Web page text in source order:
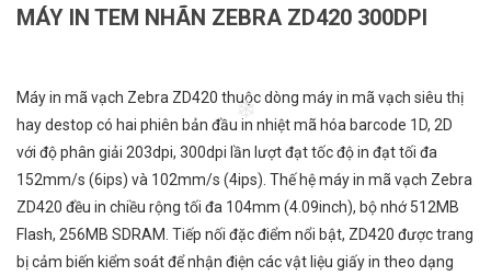
MÁY IN TEM NHÃN ZEBRA ZD420 300DPI
Máy in mã vạch Zebra ZD420 thuộc dòng máy in mã vạch siêu thị
hay destop có hai phiên bản đầu in nhiệt mã hóa barcode 1D, 2D
với độ phân giải 203dpi, 300dpi lần lượt đạt tốc độ in đạt tối đa
152mm/s (6ips) và 102mm/s (4ips). Thế hệ máy in mã vạch Zebra
ZD420 đều in chiều rộng tối đa 104mm (4.09inch), bộ nhớ 512MB
Flash, 256MB SDRAM. Tiếp nối đặc điểm nổi bật, ZD420 được trang
bị cảm biến kiểm soát để nhận điện các vật liệu giấy in theo dạng
❄